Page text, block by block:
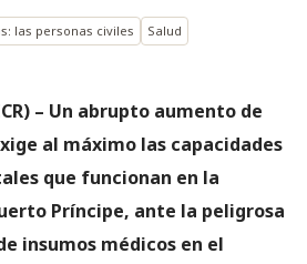
las personas civiles Salud
– Un abrupto aumento de
al máximo las capacidades
que funcionan en la
Príncipe, ante la peligrosa
insumos médicos en el